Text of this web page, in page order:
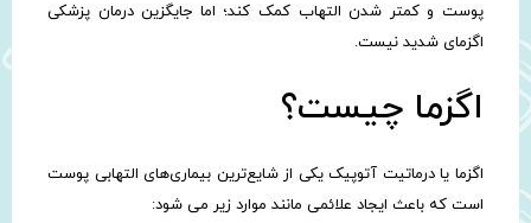
پوست و کمتر شدن التهاب کمک کند؛ اما جایگزین درمان پزشکی
اگزمای شدید نیست.
اگزما چیست؟
اگزما یا درماتیت آتوپیک یکی از شایع‌ترین بیماری‌های التهابی پوست
است که باعث ایجاد علائمی مانند موارد زیر می شود: